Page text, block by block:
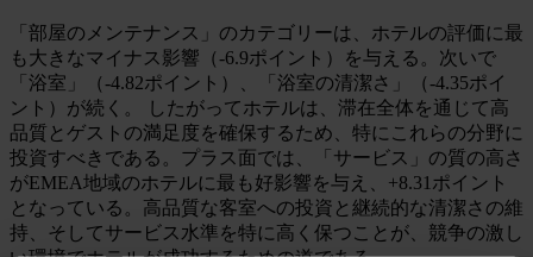
「部屋のメンテナンス」のカテゴリーは、ホテルの評価に最
も大きなマイナス影響（-6.9ポイント）を与える。次いで
「浴室」（-4.82ポイント）、「浴室の清潔さ」（-4.35ポイ
ント）が続く。 したがってホテルは、滞在全体を通じて高
品質とゲストの満足度を確保するため、特にこれらの分野に
投資すべきである。プラス面では、「サービス」の質の高さ
がEMEA地域のホテルに最も好影響を与え、+8.31ポイント
となっている。高品質な客室への投資と継続的な清潔さの維
持、そしてサービス水準を特に高く保つことが、競争の激し